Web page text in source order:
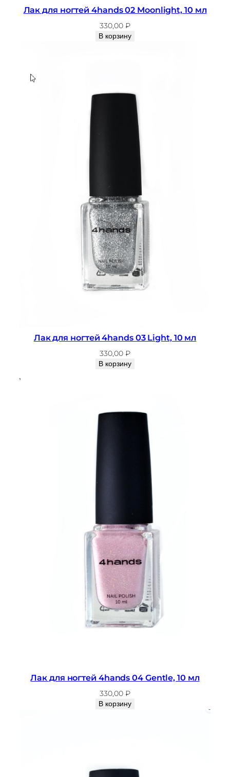
Лак для ногтей 4hands 02 Moonlight, 10 мл
330,00 ₽
В корзину
Лак для ногтей 4hands 03 Light, 10 мл
330,00 ₽
В корзину
Лак для ногтей 4hands 04 Gentle, 10 мл
330,00 ₽
В корзину